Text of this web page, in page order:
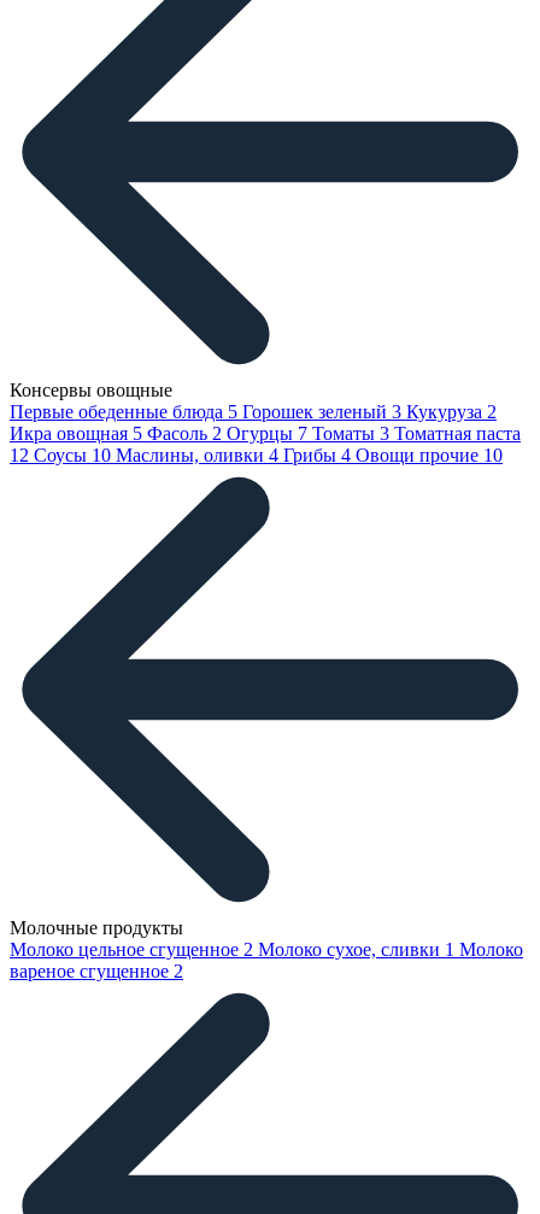
Консервы овощные
Первые обеденные блюда 5 Горошек зеленый 3 Кукуруза 2
Икра овощная 5 Фасоль 2 Огурцы 7 Томаты 3 Томатная паста
12 Соусы 10 Маслины, оливки 4 Грибы 4 Овощи прочие 10
Молочные продукты
Молоко цельное сгущенное 2 Молоко сухое, сливки 1 Молоко
вареное сгущенное 2